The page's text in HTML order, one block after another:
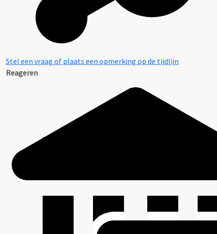
Stel een vraag of plaats een opmerking op de tijdlijn
Reageren